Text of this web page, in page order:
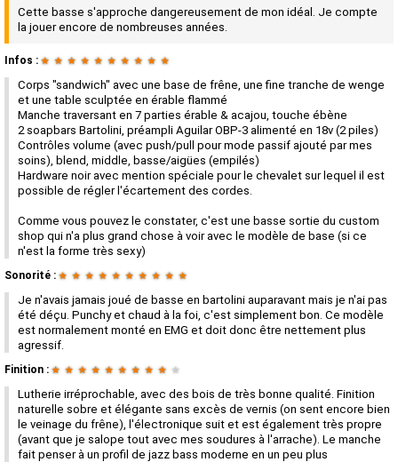
Cette basse s'approche dangereusement de mon idéal. Je compte
la jouer encore de nombreuses années.
Infos : ★ ★ ★ ★ ★ ★ ★ ★ ★ ★
Corps "sandwich" avec une base de frêne, une fine tranche de wenge
et une table sculptée en érable flammé
Manche traversant en 7 parties érable & acajou, touche ébène
2 soapbars Bartolini, préampli Aguilar OBP-3 alimenté en 18v (2 piles)
Contrôles volume (avec push/pull pour mode passif ajouté par mes
soins), blend, middle, basse/aigües (empilés)
Hardware noir avec mention spéciale pour le chevalet sur lequel il est
possible de régler l'écartement des cordes.
Comme vous pouvez le constater, c'est une basse sortie du custom
shop qui n'a plus grand chose à voir avec le modèle de base (si ce
n'est la forme très sexy)
Sonorité : ★ ★ ★ ★ ★ ★ ★ ★ ★ ★
Je n'avais jamais joué de basse en bartolini auparavant mais je n'ai pas
été déçu. Punchy et chaud à la foi, c'est simplement bon. Ce modèle
est normalement monté en EMG et doit donc être nettement plus
agressif.
Finition : ★ ★ ★ ★ ★ ★ ★ ★ ★ ★
Lutherie irréprochable, avec des bois de très bonne qualité. Finition
naturelle sobre et élégante sans excès de vernis (on sent encore bien
le veinage du frêne), l'électronique suit et est également très propre
(avant que je salope tout avec mes soudures à l'arrache). Le manche
fait penser à un profil de jazz bass moderne en un peu plus